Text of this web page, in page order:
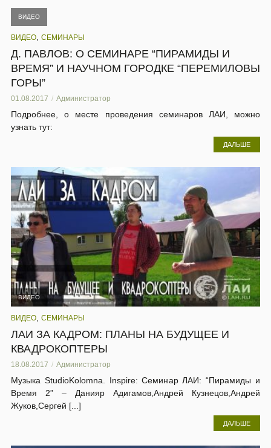
ВИДЕО
ВИДЕО СЕМИНАРЫ
Д. ПАВЛОВ: О СЕМИНАРЕ “ПИРАМИДЫ И
ВРЕМЯ” И НАУЧНОМ ГОРОДКЕ “ПЕРЕМИЛОВЫ
ГОРЫ”
01.08.2017 Администратор
Подробнее, о месте проведения семинаров ЛАИ, можно
узнать тут:
ДАЛЬШЕ
ВИДЕО
ВИДЕО СЕМИНАРЫ
ЛАИ ЗА КАДРОМ: ПЛАНЫ НА БУДУЩЕЕ И
КВАДРОКОПТЕРЫ
18.08.2017 Администратор
Музыка StudioKolomna. Inspire: Семинар ЛАИ: “Пирамиды и
Время 2” – Данияр Адигамов,Андрей Кузнецов,Андрей
Жуков,Сергей [...]
ДАЛЬШЕ